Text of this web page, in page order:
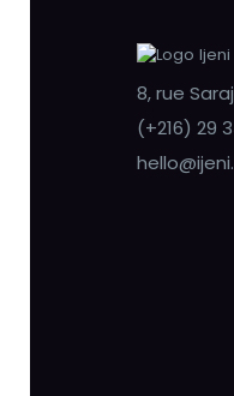
8, rue
(+216) 29